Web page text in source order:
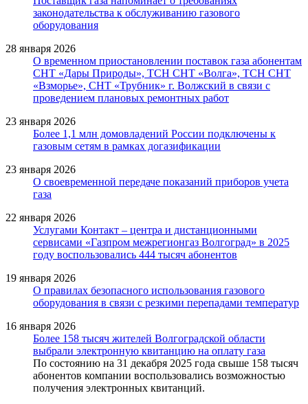
законодательства к обслуживанию газового
оборудования
28 января 2026
О временном приостановлении поставок газа абонентам
СНТ «Дары Природы», ТСН СНТ «Волга», ТСН СНТ
«Взморье», СНТ «Трубник» г. Волжский в связи с
проведением плановых ремонтных работ
23 января 2026
Более 1,1 млн домовладений России подключены к
газовым сетям в рамках догазификации
23 января 2026
О своевременной передаче показаний приборов учета
газа
22 января 2026
Услугами Контакт – центра и дистанционными
сервисами «Газпром межрегионгаз Волгоград» в 2025
году воспользовались 444 тысяч абонентов
19 января 2026
О правилах безопасного использования газового
оборудования в связи с резкими перепадами температур
16 января 2026
Более 158 тысяч жителей Волгоградской области
выбрали электронную квитанцию на оплату газа
По состоянию на 31 декабря 2025 года свыше 158 тысяч
абонентов компании воспользовались возможностью
получения электронных квитанций.